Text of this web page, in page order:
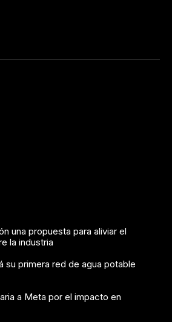
una propuesta para aliviar el
la industria
su primera red de agua potable
a Meta por el impacto en